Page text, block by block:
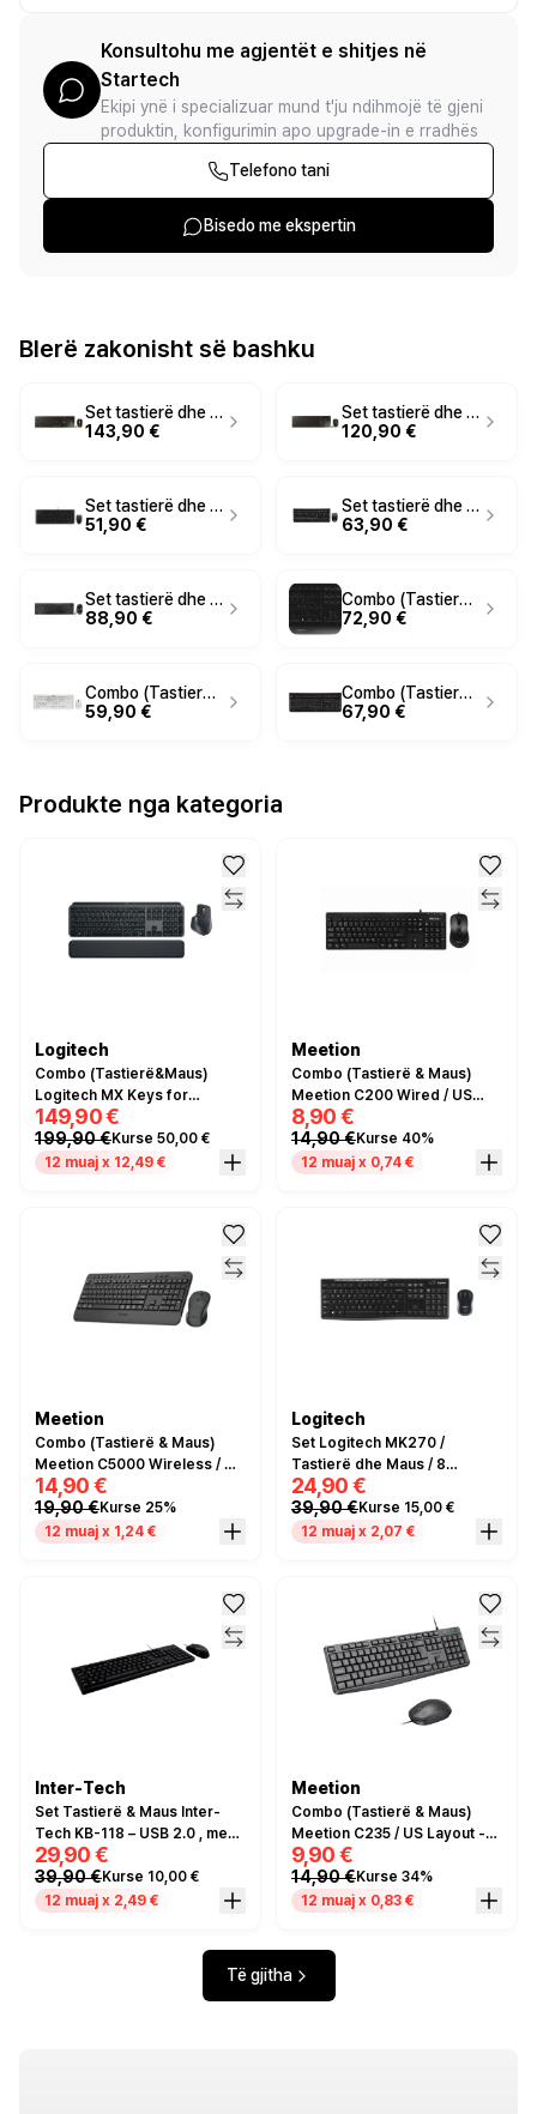
Konsultohu me agjentët e shitjes në
Startech
Ekipi ynë i specializuar mund t'ju ndihmojë të gjeni
produktin, konfigurimin apo upgrade-in e rradhës
Telefono tani
Bisedo me ekspertin
Blerë zakonisht së bashku
Set tastierë dhe maus pa kabllo CHERRY DW 9100 SLIM / Full Size / Scissor / Dual Mode / QWERTY Italisht – Zezë/Bronz
143,90 €
Set tastierë dhe maus pa kabllo CHERRY DW 9000 SLIM / Full Size / Scissor / Dual Mode / 650 mAh / QWERTY US / 1600 DPI / 6 Butona – E Zezë/Bronz
120,90 €
Set tastierë dhe maus me kabllo CHERRY DC 2000 / USB / QWERTY US / 1200 DPI / 3 butona - Zezë
51,90 €
Set tastierë dhe maus me kabllo CHERRY DW 3000 / USB / AZERTY Francez / 1200 DPI / 3 butona - Zezë
63,90 €
Set tastierë dhe maus pa kabllo CHERRY DW 9500 SLIM / Scissor / Bluetooth / 650 mAh / Dual Mode / QWERTZ Gjerman / 3000 DPI / 6 butona - Zezë/Hiriri
88,90 €
Combo (Tastierë & Maus) Cherry GENTIXB – Zezë
72,90 €
Combo (Tastierë & Maus) Cherry DW3000G – Gri e Hapur
59,90 €
Combo (Tastierë & Maus) Cherry DW0710B – Zezë
67,90 €
Produkte nga kategoria
Logitech
Combo (Tastierë&Maus)
Logitech MX Keys for
Business QWERTZ - Grafit
149,90 €
199,90 €Kurse 50,00 €
12 muaj x 12,49 €
Meetion
Combo (Tastierë & Maus)
Meetion C200 Wired / US
Layout - Zezë
8,90 €
14,90 €Kurse 40%
12 muaj x 0,74 €
Meetion
Combo (Tastierë & Maus)
Meetion C5000 Wireless / US
Layout - Zezë
14,90 €
19,90 €Kurse 25%
12 muaj x 1,24 €
Logitech
Set Logitech MK270 /
Tastierë dhe Maus / 8
Multimedia Keys / 10-Key
Number pad / Optical Sensor
/ 3 buttons / Wireless /
24,90 €
39,90 €Kurse 15,00 €
12 muaj x 2,07 €
Inter-Tech
Set Tastierë & Maus Inter-
Tech KB-118 – USB 2.0 , me
Kabllo, QWERTZ, 1000 DPI, e
zezë
29,90 €
39,90 €Kurse 10,00 €
12 muaj x 2,49 €
Meetion
Combo (Tastierë & Maus)
Meetion C235 / US Layout -
Zezë
9,90 €
14,90 €Kurse 34%
12 muaj x 0,83 €
Të gjitha